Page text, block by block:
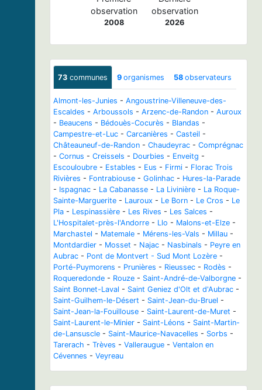
observation
2008
observation
2026
73 communes 9 organismes 58 observateurs
Almont-les-Junies - Angoustrine-Villeneuve-des-
Escaldes - Arboussols - Arzenc-de-Randon - Auroux
- Beaucens - Bédouès-Cocurès - Blandas -
Campestre-et-Luc - Carcanières - Casteil -
Châteauneuf-de-Randon - Chaudeyrac - Comprégnac
- Cornus - Creissels - Dourbies - Enveitg -
Escouloubre - Estables - Eus - Firmi - Florac Trois
Rivières - Fontrabiouse - Golinhac - Hures-la-Parade
- Ispagnac - La Cabanasse - La Livinière - La Roque-
Sainte-Marguerite - Lauroux - Le Born - Le Cros - Le
Pla - Lespinassière - Les Rives - Les Salces -
L'Hospitalet-près-l'Andorre - Llo - Malons-et-Elze -
Marchastel - Matemale - Mérens-les-Vals - Millau -
Montdardier - Mosset - Najac - Nasbinals - Peyre en
Aubrac - Pont de Montvert - Sud Mont Lozère -
Porté-Puymorens - Prunières - Rieussec - Rodès -
Roqueredonde - Rouze - Saint-André-de-Valborgne -
Saint Bonnet-Laval - Saint Geniez d'Olt et d'Aubrac -
Saint-Guilhem-le-Désert - Saint-Jean-du-Bruel -
Saint-Jean-la-Fouillouse - Saint-Laurent-de-Muret -
Saint-Laurent-le-Minier - Saint-Léons - Saint-Martin-
de-Lansuscle - Saint-Maurice-Navacelles - Sorbs -
Tarerach - Trèves - Valleraugue - Ventalon en
Cévennes - Veyreau